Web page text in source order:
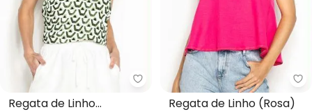
Forum - Regata de Linho
Regata de Linho
Regata de Linho (Rosa)